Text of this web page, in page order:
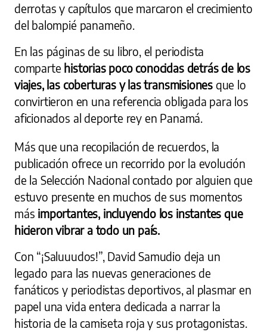
derrotas y capítulos que marcaron el crecimiento
del balompié panameño.
En las páginas de su libro, el periodista
comparte historias poco conocidas detrás de los
viajes, las coberturas y las transmisiones que lo
convirtieron en una referencia obligada para los
aficionados al deporte rey en Panamá.
Más que una recopilación de recuerdos, la
publicación ofrece un recorrido por la evolución
de la Selección Nacional contado por alguien que
estuvo presente en muchos de sus momentos
más importantes, incluyendo los instantes que
hicieron vibrar a todo un país.
Con “¡Saluuudos!”, David Samudio deja un
legado para las nuevas generaciones de
fanáticos y periodistas deportivos, al plasmar en
papel una vida entera dedicada a narrar la
historia de la camiseta roja y sus protagonistas.